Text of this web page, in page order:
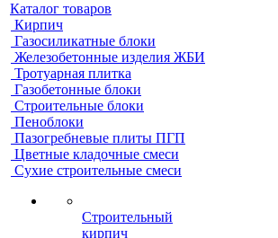
Каталог товаров
Кирпич
Газосиликатные блоки
Железобетонные изделия ЖБИ
Тротуарная плитка
Газобетонные блоки
Строительные блоки
Пеноблоки
Пазогребневые плиты ПГП
Цветные кладочные смеси
Сухие строительные смеси
Строительный
кирпич